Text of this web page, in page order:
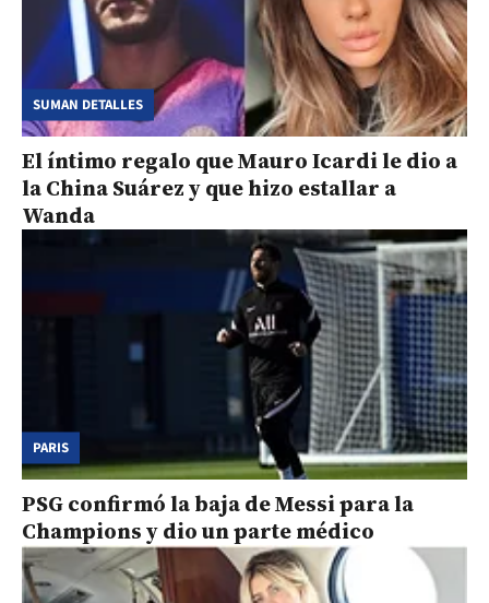
SUMAN DETALLES
El íntimo regalo que Mauro Icardi le dio a
la China Suárez y que hizo estallar a
Wanda
PARIS
PSG confirmó la baja de Messi para la
Champions y dio un parte médico